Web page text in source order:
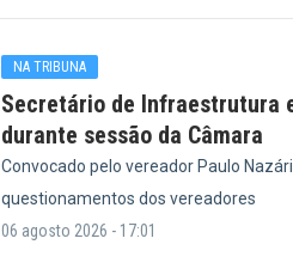
NA TRIBUNA
Secretário de Infraestrutura
durante sessão da Câmara
Convocado pelo vereador Paulo
questionamentos dos vereadores
06 agosto 2026 - 17:01